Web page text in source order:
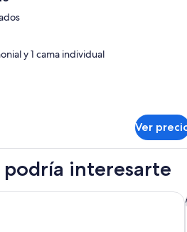
y 1 cama individual
Ver
podría interesarte